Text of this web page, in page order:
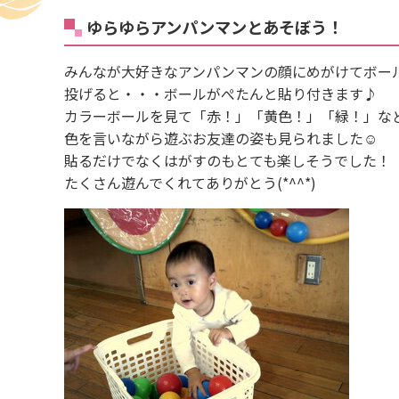
ゆらゆらアンパンマンとあそぼう！
みんなが大好きなアンパンマンの顔にめがけてボー
投げると・・・ボールがぺたんと貼り付きます♪
カラーボールを見て「赤！」「黄色！」「緑！」な
色を言いながら遊ぶお友達の姿も見られました☺
貼るだけでなくはがすのもとても楽しそうでした！
たくさん遊んでくれてありがとう(*^^*)